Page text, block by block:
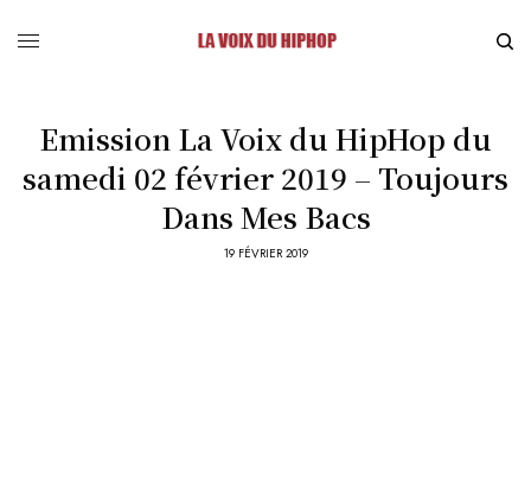
Emission La Voix du HipHop du
samedi 02 février 2019 – Toujours
Dans Mes Bacs
19 FÉVRIER 2019